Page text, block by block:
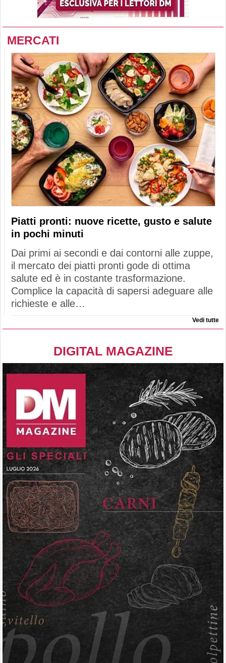
MERCATI
Piatti pronti: nuove ricette, gusto e salute
in pochi minuti
Dai primi ai secondi e dai contorni alle zuppe,
il mercato dei piatti pronti gode di ottima
salute ed è in costante trasformazione.
Complice la capacità di sapersi adeguare alle
richieste e alle…
Vedi tutte
DIGITAL MAGAZINE